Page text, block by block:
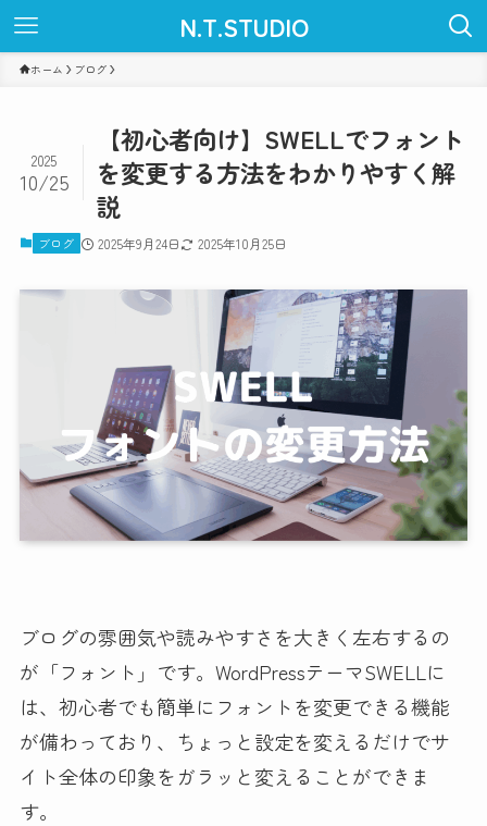
N.T.STUDIO
ホーム ブログ
【初心者向け】SWELLでフォント
を変更する方法をわかりやすく解
説
2025
10/25
ブログ 2025年9月24日 2025年10月25日
ブログの雰囲気や読みやすさを大きく左右するの
が「フォント」です。WordPressテーマSWELLに
は、初心者でも簡単にフォントを変更できる機能
が備わっており、ちょっと設定を変えるだけでサ
イト全体の印象をガラッと変えることができま
す。